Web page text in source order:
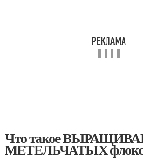
Что такое
МЕТЕЛЬЧАТЫХ